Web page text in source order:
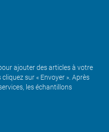
ajouter des articles à votre
sur « Envoyer ». Après
les échantillons